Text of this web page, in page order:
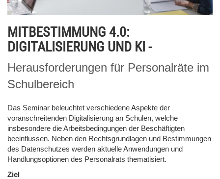
MITBESTIMMUNG 4.0:
DIGITALISIERUNG UND KI -
Herausforderungen für Personalräte im
Schulbereich
Das Seminar beleuchtet verschiedene Aspekte der
voranschreitenden Digitalisierung an Schulen, welche
insbesondere die Arbeitsbedingungen der Beschäftigten
beeinflussen. Neben den Rechtsgrundlagen und Bestimmungen
des Datenschutzes werden aktuelle Anwendungen und
Handlungsoptionen des Personalrats thematisiert.
Ziel